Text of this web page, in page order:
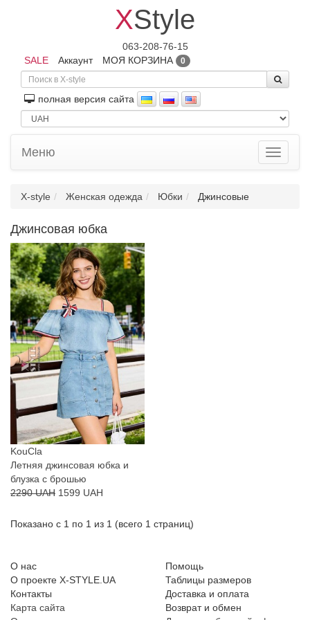
XStyle
063-208-76-15
SALE
Аккаунт МОЯ КОРЗИНА 0
полная версия сайта
Toggle
Меню
X-style Женская одежда Юбки Джинсовые
Джинсовая юбка
KouCla
Летняя джинсовая юбка и
блузка с брошью
2290 UAH 1599 UAH
Показано с 1 по 1 из 1 (всего 1 страниц)
О нас
О проекте X-STYLE.UA
Контакты
Карта сайта
Помощь
Таблицы размеров
Доставка и оплата
Возврат и обмен